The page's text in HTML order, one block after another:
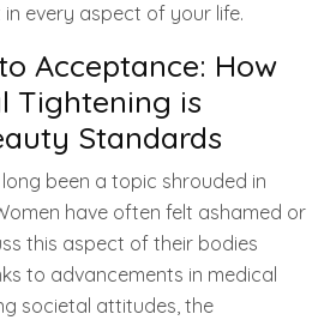
every aspect of your life.
Acceptance: How
Tightening is
Standards
been a topic shrouded in
have often felt ashamed or
this aspect of their bodies
to advancements in medical
societal attitudes, the